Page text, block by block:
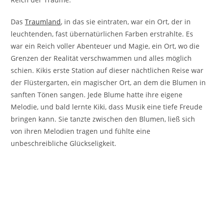
DasTraumland, in das sie eintraten, war ein Ort, der in
leuchtenden, fast übernatürlichen Farben erstrahlte. Es
war ein Reich voller Abenteuer und Magie, ein Ort, wo die
Grenzen der Realität verschwammen und alles möglich
schien. Kikis erste Station auf dieser nächtlichen Reise war
der Flüstergarten, ein magischer Ort, an dem die Blumen in
sanften Tönen sangen. Jede Blume hatte ihre eigene
Melodie, und bald lernte Kiki, dass Musik eine tiefe Freude
bringen kann. Sie tanzte zwischen den Blumen, ließ sich
von ihren Melodien tragen und fühlte eine
unbeschreibliche Glückseligkeit.